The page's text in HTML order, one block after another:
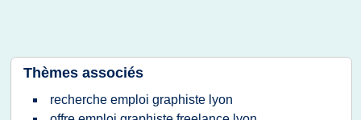
Thèmes associés
recherche emploi graphiste lyon